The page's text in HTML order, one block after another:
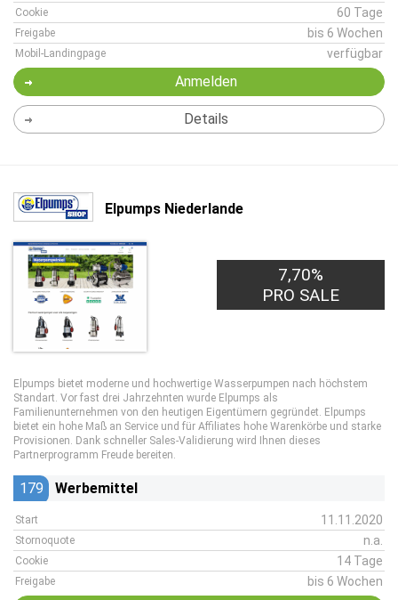
Cookie 60 Tage
Freigabe bis 6 Wochen
Mobil-Landingpage verfügbar
Anmelden
Details
Elpumps Niederlande
7,70%
PRO SALE
Elpumps bietet moderne und hochwertige Wasserpumpen nach höchstem
Standart. Vor fast drei Jahrzehnten wurde Elpumps als
Familienunternehmen von den heutigen Eigentümern gegründet. Elpumps
bietet ein hohe Maß an Service und für Affiliates hohe Warenkörbe und starke
Provisionen. Dank schneller Sales-Validierung wird Ihnen dieses
Partnerprogramm Freude bereiten.
179 Werbemittel
Start 11.11.2020
Stornoquote n.a.
Cookie 14 Tage
Freigabe bis 6 Wochen